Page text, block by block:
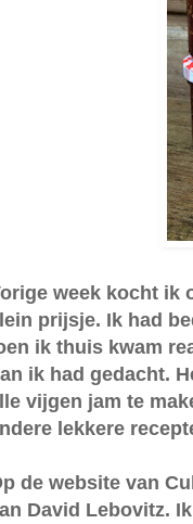
week kocht ik
prijsje. Ik had
ik thuis kwam
ik had gedacht.
vijgen jam te
lekkere
de website van
David Lebovitz.